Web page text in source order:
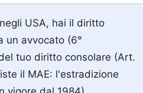
USA, hai il diritto
un avvocato (6°
tuo diritto consolare (Art.
il MAE: l'estradizione